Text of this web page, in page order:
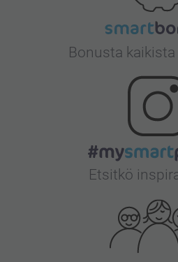
Bonusta
Etsitkö